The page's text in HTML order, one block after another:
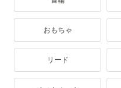
おもちゃ
リード